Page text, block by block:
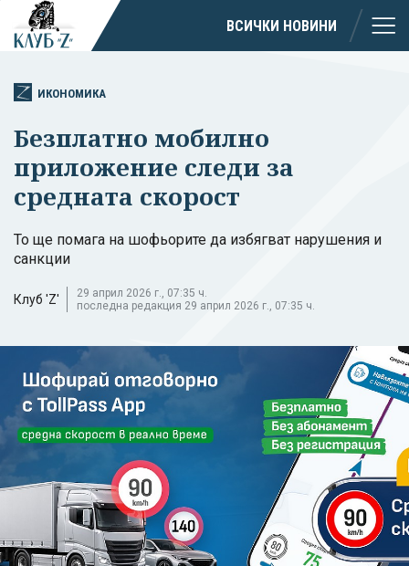
ВСИЧКИ НОВИНИ
ИКОНОМИКА
Безплатно мобилно
приложение следи за
средната скорост
То ще помага на шофьорите да избягват нарушения и
санкции
Клуб 'Z'
29 април 2026 г., 07:35 ч.
последна редакция 29 април 2026 г., 07:35 ч.